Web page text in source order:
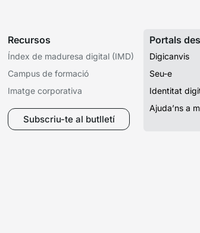
Recursos
Índex de maduresa digital (IMD)
Campus de formació
Imatge corporativa
Subscriu-te al butlletí
Portals
Digicanvis
Seu-e
Identitat
Ajuda’ns a